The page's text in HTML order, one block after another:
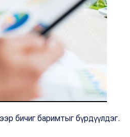
бичиг баримтыг бүрдүүлдэг.